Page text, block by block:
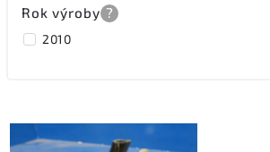
Rok výroby ?
2010